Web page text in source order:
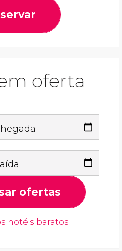
oferta
ofertas
hotéis baratos